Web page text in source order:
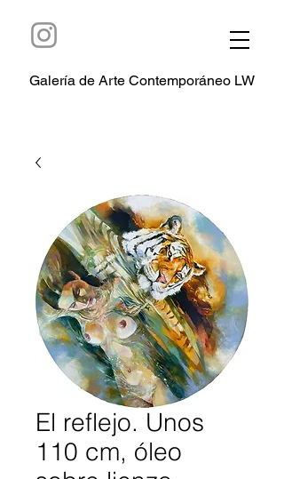
Galería de Arte Contemporáneo LW
El reflejo. Unos
110 cm, óleo